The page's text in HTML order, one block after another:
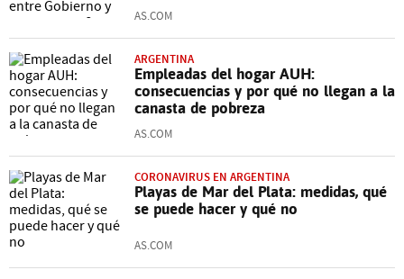
AS.COM
ARGENTINA
Empleadas del hogar AUH:
consecuencias y por qué no llegan a la
canasta de pobreza
AS.COM
CORONAVIRUS EN ARGENTINA
Playas de Mar del Plata: medidas, qué
se puede hacer y qué no
AS.COM